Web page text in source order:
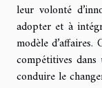
leur volonté
adopter et à
modèle
compétitives dans
conduire le